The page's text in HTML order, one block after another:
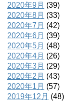
2020年9月 (39)
2020年8月 (33)
2020年7月 (42)
2020年6月 (39)
2020年5月 (48)
2020年4月 (26)
2020年3月 (29)
2020年2月 (43)
2020年1月 (57)
2019年12月 (48)